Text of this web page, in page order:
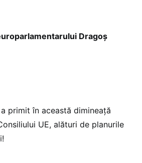
Dragoș
a primit în această dimineață
UE, alături de planurile